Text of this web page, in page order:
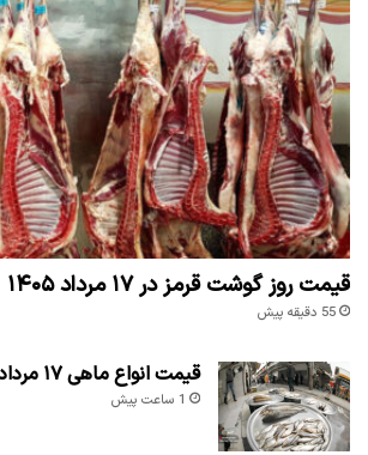
قیمت روز گوشت قرمز در ۱۷ مرداد ۱۴۰۵
55 دقیقه پیش
قیمت انواع ماهی ۱۷ مرداد ۱۴۰۵
1 ساعت پیش